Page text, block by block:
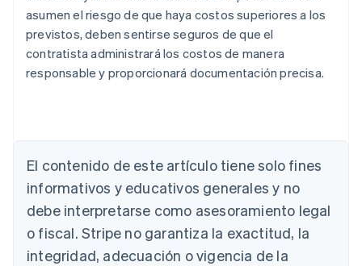
asumen el riesgo de que haya costos superiores a los
previstos, deben sentirse seguros de que el
contratista administrará los costos de manera
responsable y proporcionará documentación precisa.
El contenido de este artículo tiene solo fines
informativos y educativos generales y no
debe interpretarse como asesoramiento legal
o fiscal. Stripe no garantiza la exactitud, la
integridad, adecuación o vigencia de la
DeutschEnglish
Australia
English
Austria
DeutschEnglish
Nederlands FrançaisDeutsch English
Brasil